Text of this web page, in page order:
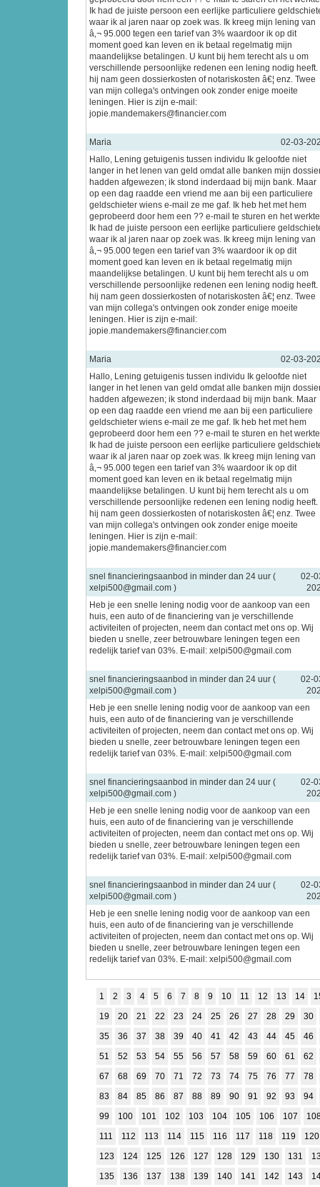
Ik had de juiste persoon een eerlijke particuliere
waar ik al jaren naar op zoek was. Ik kreeg mijn lening van
â‚¬ 95.000 tegen een tarief van 3% waardoor ik op dit
moment goed kan leven en ik betaal regelmatig mijn
maandelijkse betalingen. U kunt bij hem terecht als u om
verschillende persoonlijke redenen een lening nodig heeft.
hij nam geen dossierkosten of notariskosten â€¦ enz. Twee
van mijn collega's ontvingen ook zonder enige moeite
leningen. Hier is zijn e-mail:
jopie.mandemakers@financier.com
Maria
02-03-
Hallo, Lening getuigenis tussen individu Ik geloofde niet
langer in het lenen van geld omdat alle banken mijn
hadden afgewezen; ik stond inderdaad bij mijn bank. Maar
op een dag raadde een vriend me aan bij een particuliere
geldschieter wiens e-mail ze me gaf. Ik heb het met hem
geprobeerd door hem een ?? e-mail te sturen en het
Ik had de juiste persoon een eerlijke particuliere
waar ik al jaren naar op zoek was. Ik kreeg mijn lening van
â‚¬ 95.000 tegen een tarief van 3% waardoor ik op dit
moment goed kan leven en ik betaal regelmatig mijn
maandelijkse betalingen. U kunt bij hem terecht als u om
verschillende persoonlijke redenen een lening nodig heeft.
hij nam geen dossierkosten of notariskosten â€¦ enz. Twee
van mijn collega's ontvingen ook zonder enige moeite
leningen. Hier is zijn e-mail:
jopie.mandemakers@financier.com
Maria
02-03-
Hallo, Lening getuigenis tussen individu Ik geloofde niet
langer in het lenen van geld omdat alle banken mijn
hadden afgewezen; ik stond inderdaad bij mijn bank. Maar
op een dag raadde een vriend me aan bij een particuliere
geldschieter wiens e-mail ze me gaf. Ik heb het met hem
geprobeerd door hem een ?? e-mail te sturen en het
Ik had de juiste persoon een eerlijke particuliere
waar ik al jaren naar op zoek was. Ik kreeg mijn lening van
â‚¬ 95.000 tegen een tarief van 3% waardoor ik op dit
moment goed kan leven en ik betaal regelmatig mijn
maandelijkse betalingen. U kunt bij hem terecht als u om
verschillende persoonlijke redenen een lening nodig heeft.
hij nam geen dossierkosten of notariskosten â€¦ enz. Twee
van mijn collega's ontvingen ook zonder enige moeite
leningen. Hier is zijn e-mail:
jopie.mandemakers@financier.com
snel financieringsaanbod in minder dan 24 uur (
xelpi500@gmail.com )
02-
Heb je een snelle lening nodig voor de aankoop van een
huis, een auto of de financiering van je verschillende
activiteiten of projecten, neem dan contact met ons op. Wij
bieden u snelle, zeer betrouwbare leningen tegen een
redelijk tarief van 03%. E-mail: xelpi500@gmail.com
snel financieringsaanbod in minder dan 24 uur (
xelpi500@gmail.com )
02-
Heb je een snelle lening nodig voor de aankoop van een
huis, een auto of de financiering van je verschillende
activiteiten of projecten, neem dan contact met ons op. Wij
bieden u snelle, zeer betrouwbare leningen tegen een
redelijk tarief van 03%. E-mail: xelpi500@gmail.com
snel financieringsaanbod in minder dan 24 uur (
xelpi500@gmail.com )
02-
Heb je een snelle lening nodig voor de aankoop van een
huis, een auto of de financiering van je verschillende
activiteiten of projecten, neem dan contact met ons op. Wij
bieden u snelle, zeer betrouwbare leningen tegen een
redelijk tarief van 03%. E-mail: xelpi500@gmail.com
snel financieringsaanbod in minder dan 24 uur (
xelpi500@gmail.com )
02-
Heb je een snelle lening nodig voor de aankoop van een
huis, een auto of de financiering van je verschillende
activiteiten of projecten, neem dan contact met ons op. Wij
bieden u snelle, zeer betrouwbare leningen tegen een
redelijk tarief van 03%. E-mail: xelpi500@gmail.com
1 2 3 4 5 6 7 8 9 10 11 12 13 14
19
20 21 22 23 24 25 26 27 28 29
30
35
36 37 38 39 40 41 42 43 44 45
46
51
52 53 54 55 56 57 58 59 60 61
62
67
68 69 70 71 72 73 74 75 76 77
78
83
84 85 86 87 88 89 90 91 92 93
94
99
100 101 102 103 104 105 106 107
111
112 113 114 115 116 117 118 119
120
123
124 125 126 127 128 129 130 131
135
136 137 138 139 140 141 142 143